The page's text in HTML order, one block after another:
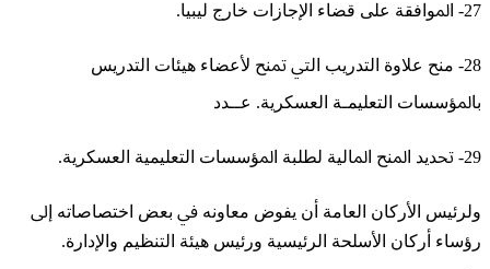
27- ﺍﳌﻮﺍﻓﻘﺔ ﻋﻠﻰ ﻗﻀﺎﺀ ﺍﻹﺟﺎﺯﺍﺕ ﺧﺎﺭﺝ ﻟﻴﺒﻴﺎ.
28- ﻣﻨﺢ ﻋﻼﻭﺓ ﺍﻟﺘﺪﺭﻳﺐ ﺍﻟﱵ ﲤﻨﺢ ﻷﻋﻀﺎﺀ ﻫﻴﺌﺎﺕ ﺍﻟﺘﺪﺭﻳﺲ
ﺑﺎﳌﺆﺳﺴﺎﺕ ﺍﻟﺘﻌﻠﻴﻤـﺔ ﺍﻟﻌﺴﻜﺮﻳﺔ. ﻋــﺪد
29- ﲢﺪﻳﺪ ﺍﳌﻨﺢ ﺍﳌﺎﻟﻴﺔ ﻟﻄﻠﺒﺔ ﺍﳌﺆﺳﺴﺎﺕ ﺍﻟﺘﻌﻠﻴﻤﻴﺔ ﺍﻟﻌﺴﻜﺮﻳﺔ.
ﻭﻟﺮﺋﻴﺲ ﺍﻷﺭﻛﺎﻥ ﺍﻟﻌﺎﻣﺔ ﺃﻥ ﻳﻔﻮﺽ ﻣﻌﺎﻭﻧﻪ ﰲ ﺑﻌﺾ ﺍﺧﺘﺼﺎﺻﺎﺗﻪ ﺇﱃ
ﺭﺅﺳﺎﺀ ﺃﺭﻛﺎﻥ ﺍﻷﺳﻠﺤﺔ ﺍﻟﺮﺋﻴﺴﻴﺔ ﻭﺭﺋﻴﺲ ﻫﻴﺌﺔ ﺍﻟﺘﻨﻈﻴﻢ ﻭﺍﻹﺩﺍﺭﺓ.